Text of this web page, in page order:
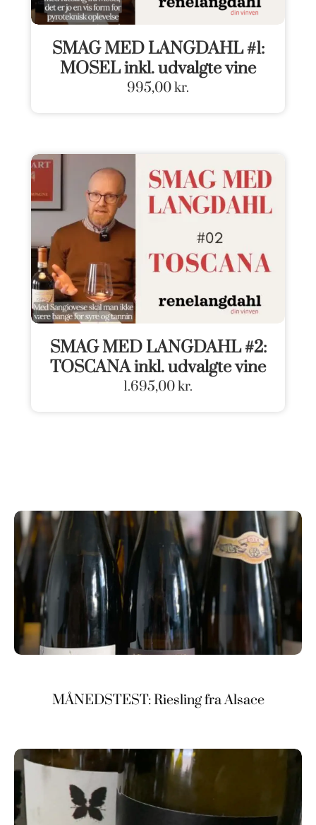
SMAG MED LANGDAHL #1:
MOSEL inkl. udvalgte vine
995,00kr.
SMAG MED LANGDAHL #2:
TOSCANA inkl. udvalgte vine
1.695,00kr.
MÅNEDSTEST: Riesling fra Alsace